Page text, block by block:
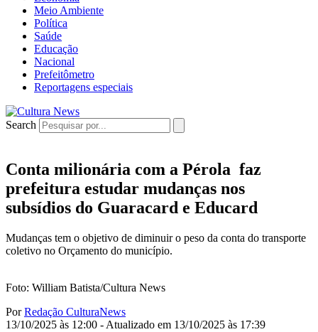
Meio Ambiente
Política
Saúde
Educação
Nacional
Prefeitômetro
Reportagens especiais
Search
Conta milionária com a Pérola faz
prefeitura estudar mudanças nos
subsídios do Guaracard e Educard
Mudanças tem o objetivo de diminuir o peso da conta do transporte
coletivo no Orçamento do município.
Foto: William Batista/Cultura News
PorRedação CulturaNews
13/10/2025 às 12:00 - Atualizado em 13/10/2025 às 17:39